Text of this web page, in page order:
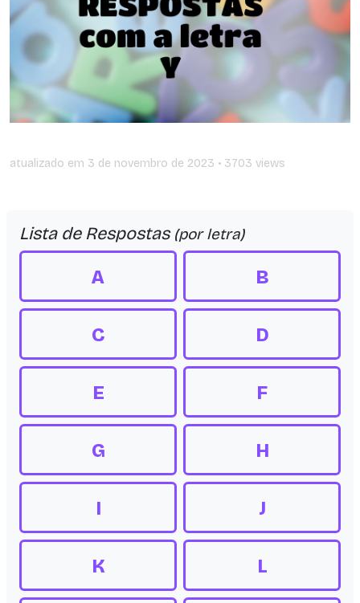
atualizado em 3 de novembro de 2023 • 3703 views
Lista de Respostas (por letra)
A B
C D
E F
G H
I J
K L